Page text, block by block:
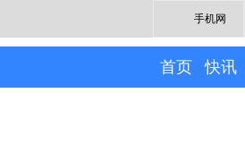
手机网
首页 快讯